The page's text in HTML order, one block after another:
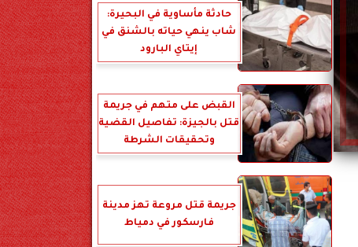
حادثة مأساوية في البحيرة:
شاب ينهي حياته بالشنق في
إيتاي البارود
القبض على متهم في جريمة
قتل بالجيزة: تفاصيل القضية
وتحقيقات الشرطة
جريمة قتل مروعة تهز مدينة
فارسكور في دمياط